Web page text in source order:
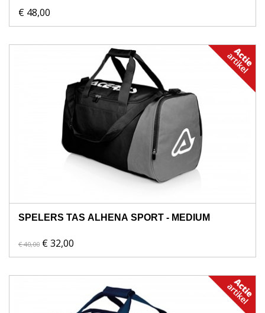
€ 48,00
SPELERS TAS ALHENA SPORT - MEDIUM
€ 40,00 € 32,00